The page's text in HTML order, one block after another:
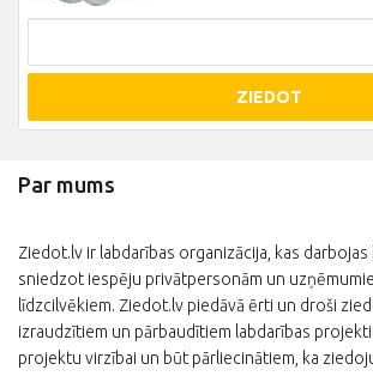
ZIEDOT
Par mums
Ziedot.lv ir labdarības organizācija, kas darbojas
sniedzot iespēju privātpersonām un
līdzcilvēkiem. Ziedot.lv piedāvā ērti un droši
izraudzītiem un pārbaudītiem labdarības
projektu virzībai un būt pārliecinātiem, ka